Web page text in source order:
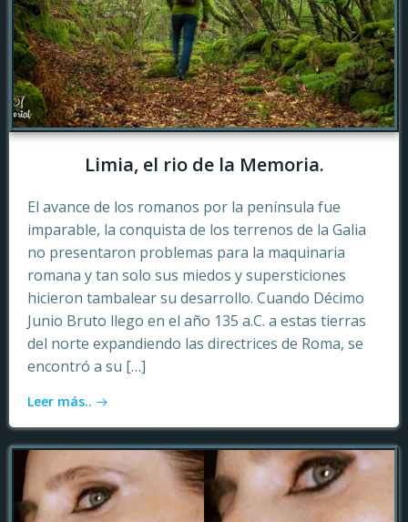
Limia, el rio de la Memoria.
El avance de los romanos por la península fue
imparable, la conquista de los terrenos de la Galia
no presentaron problemas para la maquinaria
romana y tan solo sus miedos y supersticiones
hicieron tambalear su desarrollo. Cuando Décimo
Junio Bruto llego en el año 135 a.C. a estas tierras
del norte expandiendo las directrices de Roma, se
encontró a su […]
Leer más..